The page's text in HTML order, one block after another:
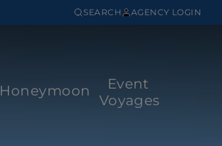
SEARCH AGENCY LOGIN
Honeymoon Event
Voyages